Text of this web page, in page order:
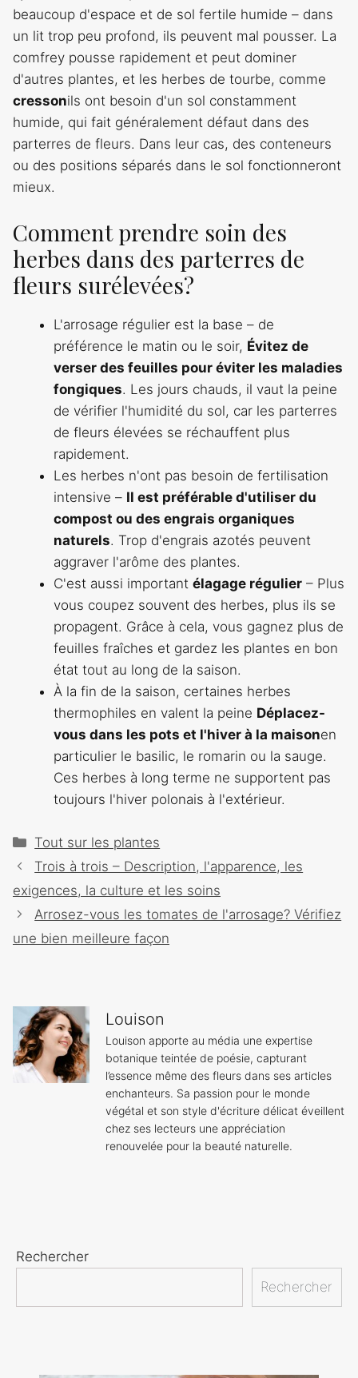
beaucoup d'espace et de sol fertile humide – dans
un lit trop peu profond, ils peuvent mal pousser. La
comfrey pousse rapidement et peut dominer
d'autres plantes, et les herbes de tourbe, comme
cressonils ont besoin d'un sol constamment
humide, qui fait généralement défaut dans des
parterres de fleurs. Dans leur cas, des conteneurs
ou des positions séparés dans le sol fonctionneront
mieux.
Comment prendre soin des
herbes dans des parterres de
fleurs surélevées?
L'arrosage régulier est la base – de
préférence le matin ou le soir, Évitez de
verser des feuilles pour éviter les maladies
fongiques. Les jours chauds, il vaut la peine
de vérifier l'humidité du sol, car les parterres
de fleurs élevées se réchauffent plus
rapidement.
Les herbes n'ont pas besoin de fertilisation
intensive – Il est préférable d'utiliser du
compost ou des engrais organiques
naturels. Trop d'engrais azotés peuvent
aggraver l'arôme des plantes.
C'est aussi important élagage régulier – Plus
vous coupez souvent des herbes, plus ils se
propagent. Grâce à cela, vous gagnez plus de
feuilles fraîches et gardez les plantes en bon
état tout au long de la saison.
À la fin de la saison, certaines herbes
thermophiles en valent la peine Déplacez-
vous dans les pots et l'hiver à la maisonen
particulier le basilic, le romarin ou la sauge.
Ces herbes à long terme ne supportent pas
toujours l'hiver polonais à l'extérieur.
Catégories
Tout sur les plantes
Navigation
des
articles
Trois à trois – Description, l'apparence, les
exigences, la culture et les soins
Arrosez-vous les tomates de l'arrosage? Vérifiez
une bien meilleure façon
Louison
Louison apporte au média une expertise
botanique teintée de poésie, capturant
l’essence même des fleurs dans ses articles
enchanteurs. Sa passion pour le monde
végétal et son style d'écriture délicat éveillent
chez ses lecteurs une appréciation
renouvelée pour la beauté naturelle.
Rechercher
Rechercher